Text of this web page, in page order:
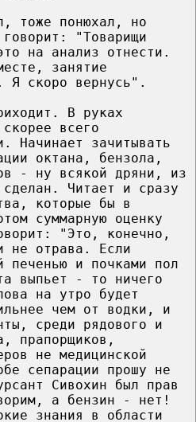
тоже понюхал, но
"Товарищи
на анализ отнести.
занятие
Я скоро вернусь".
В руках
всего
Начинает зачитывать
октана, бензола,
- ну всякой дряни, из
Читает и сразу
которые бы в
суммарную оценку
"Это, конечно,
не отрава. Если
печенью и почками пол
выпьет - то ничего
на утро будет
чем от водки, и
среди рядового и
прапорщиков,
не медицинской
сепарации прошу не
Сивохин был прав
а бензин - нет!
знания в области